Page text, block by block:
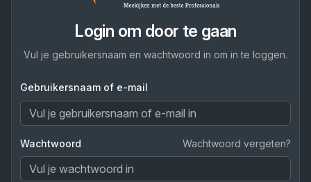
Login om door te gaan
Vul je gebruikersnaam en wachtwoord in om in te loggen.
Gebruikersnaam of e-mail
Wachtwoord Wachtwoord vergeten?